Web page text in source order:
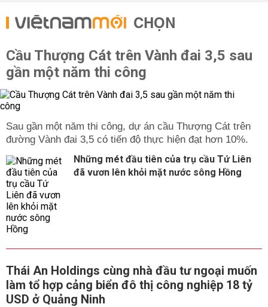
CHỌN
Cầu Thượng Cát trên Vành đai 3,5 sau
gần một năm thi công
Sau gần một năm thi công, dự án cầu Thượng Cát trên
đường Vành đai 3,5 có tiến độ thực hiện đạt hơn 10%.
Những mét đầu tiên của trụ cầu Tứ Liên
đã vươn lên khỏi mặt nước sông Hồng
Thái An Holdings cùng nhà đầu tư ngoại muốn
làm tổ hợp cảng biển đô thị công nghiệp 18 tỷ
USD ở Quảng Ninh